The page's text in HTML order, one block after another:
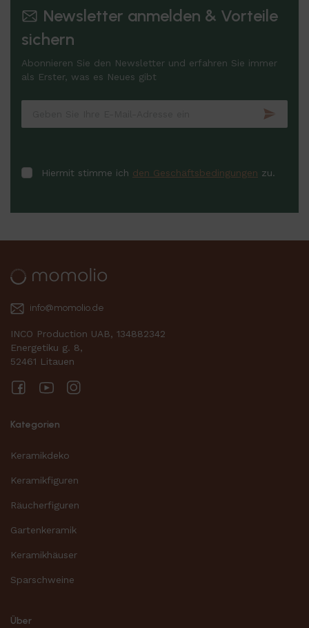
Newsletter anmelden & Vorteile
sichern
Abonnieren Sie den Newsletter und erfahren Sie immer
als Erster, was es Neues gibt
Hiermit stimme ich den Geschäftsbedingungen zu.
info@momolio.de
INCO Production UAB, 134882342
Energetiku g. 8,
52461 Litauen
FacebookYouTube
Kategorien
Keramikdeko
Keramikfiguren
Räucherfiguren
Gartenkeramik
Keramikhäuser
Sparschweine
Über